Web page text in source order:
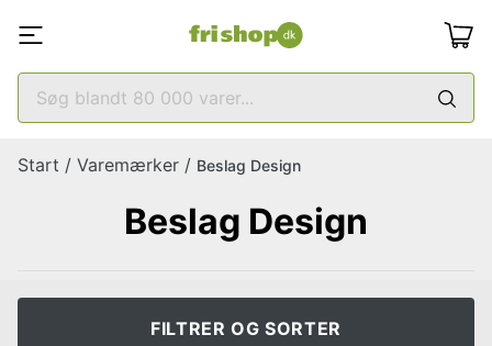
Start / Varemærker / Beslag Design
Beslag Design
FILTRER OG SORTER